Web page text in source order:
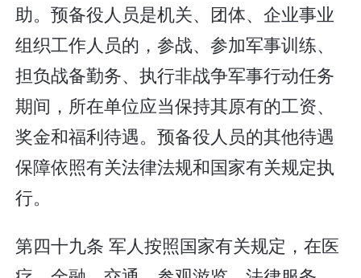
助。预备役人员是机关、团体、企业事业
组织工作人员的，参战、参加军事训练、
担负战备勤务、执行非战争军事行动任务
期间，所在单位应当保持其原有的工资、
奖金和福利待遇。预备役人员的其他待遇
保障依照有关法律法规和国家有关规定执
行。
第四十九条 军人按照国家有关规定，在医